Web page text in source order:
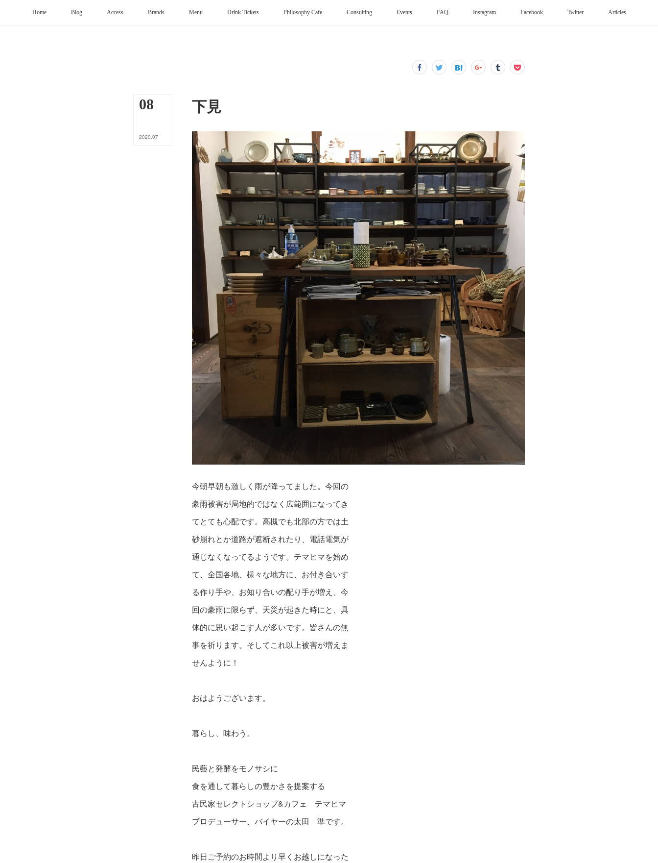
Home Blog Access Brands Menu Drink Tickets Philosophy Cafe Consulting Events FAQ Instagram Facebook Twitter Articles
08
2020.07
下見
今朝早朝も激しく雨が降ってました。今回の
豪雨被害が局地的ではなく広範囲になってき
てとても心配です。高槻でも北部の方では土
砂崩れとか道路が遮断されたり、電話電気が
通じなくなってるようです。テマヒマを始め
て、全国各地、様々な地方に、お付き合いす
る作り手や、お知り合いの配り手が増え、今
回の豪雨に限らず、天災が起きた時にと、具
体的に思い起こす人が多いです。皆さんの無
事を祈ります。そしてこれ以上被害が増えま
せんように！
おはようございます。
暮らし、味わう。
民藝と発酵をモノサシに
食を通して暮らしの豊かさを提案する
古民家セレクトショップ&カフェ テマヒマ
プロデューサー、バイヤーの太田 準です。
昨日ご予約のお時間より早くお越しになった